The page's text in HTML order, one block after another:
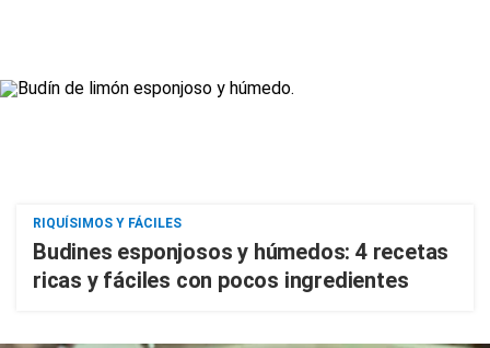
RIQUÍSIMOS Y FÁCILES
Budines esponjosos y húmedos: 4 recetas
ricas y fáciles con pocos ingredientes